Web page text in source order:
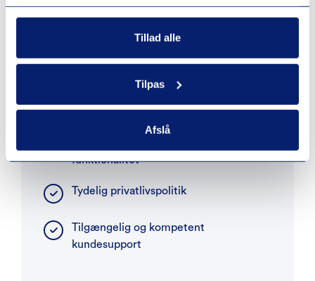
Tillad alle
Tilpas
Afslå
Pris og leverandørens omdømme er også vigtige
faktorer. Vælg en udbyder med:
En gennemsigtig prismodel
funktionalitet
Tydelig privatlivspolitik
Tilgængelig og kompetent
kundesupport